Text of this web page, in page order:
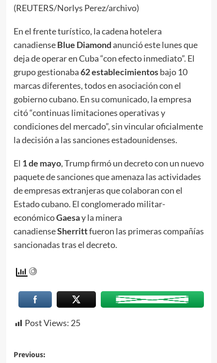
(REUTERS/Norlys Perez/archivo)
En el frente turístico, la cadena hotelera
canadienseBlue Diamondanunció este lunes que
deja de operar en Cuba “con efecto inmediato”. El
grupo gestionaba62 establecimientosbajo 10
marcas diferentes, todos en asociación con el
gobierno cubano. En su comunicado, la empresa
citó “continuas limitaciones operativas y
condiciones del mercado”, sin vincular oficialmente
la decisión a las sanciones estadounidenses.
El 1 de mayo, Trump firmó un decreto con un nuevo
paquete de sanciones que amenaza las actividades
de empresas extranjeras que colaboran con el
Estado cubano. El conglomerado militar-
económicoGaesay la minera
canadienseSherrittfueron las primeras compañías
sancionadas tras el decreto.
Post Views: 25
Previous: